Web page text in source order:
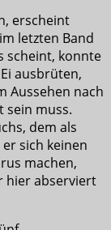
erscheint
letzten Band
scheint, konnte
ausbrüten,
Aussehen nach
sein muss.
dem als
sich keinen
machen,
hier abserviert